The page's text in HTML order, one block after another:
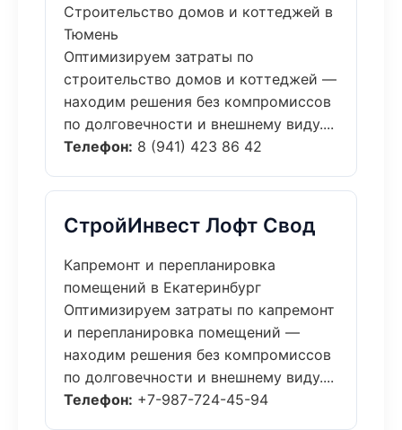
Строительство домов и коттеджей в
Тюмень
Оптимизируем затраты по
строительство домов и коттеджей —
находим решения без компромиссов
по долговечности и внешнему виду....
Телефон: 8 (941) 423 86 42
СтройИнвест Лофт Свод
Капремонт и перепланировка
помещений в Екатеринбург
Оптимизируем затраты по капремонт
и перепланировка помещений —
находим решения без компромиссов
по долговечности и внешнему виду....
Телефон: +7-987-724-45-94